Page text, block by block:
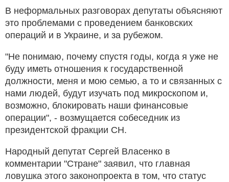
В неформальных разговорах депутаты объясняют
это проблемами с проведением банковских
операций и в Украине, и за рубежом.
"Не понимаю, почему спустя годы, когда я уже не
буду иметь отношения к государственной
должности, меня и мою семью, а то и связанных с
нами людей, будут изучать под микроскопом и,
возможно, блокировать наши финансовые
операции", - возмущается собеседник из
президентской фракции СН.
Народный депутат Сергей Власенко в
комментарии "Стране" заявил, что главная
ловушка этого законопроекта в том, что статус